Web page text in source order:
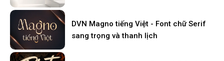
DVN Magno tiếng Việt - Font chữ Serif
sang trọng và thanh lịch